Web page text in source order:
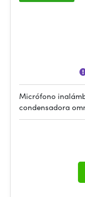
Micrófono
condensadora